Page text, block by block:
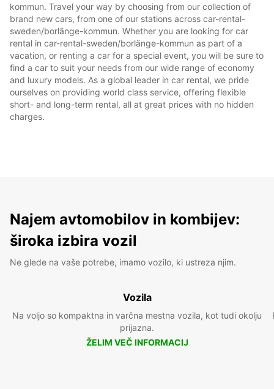
kommun. Travel your way by choosing from our collection of
brand new cars, from one of our stations across car-rental-
sweden/borlänge-kommun. Whether you are looking for car
rental in car-rental-sweden/borlänge-kommun as part of a
vacation, or renting a car for a special event, you will be sure to
find a car to suit your needs from our wide range of economy
and luxury models. As a global leader in car rental, we pride
ourselves on providing world class service, offering flexible
short- and long-term rental, all at great prices with no hidden
charges.
Najem avtomobilov in kombijev:
široka izbira vozil
Ne glede na vaše potrebe, imamo vozilo, ki ustreza njim.
Vozila
Na voljo so kompaktna in varčna mestna vozila, kot tudi okolju
prijazna.
ŽELIM VEČ INFORMACIJ